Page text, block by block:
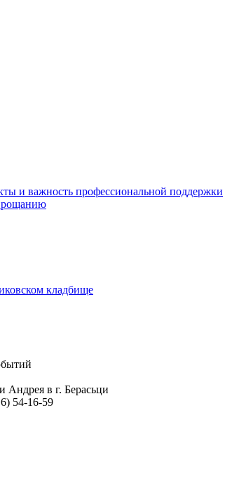
и важность профессиональной поддержки
кладбище
Андрея в г. Берасьци
54-16-59